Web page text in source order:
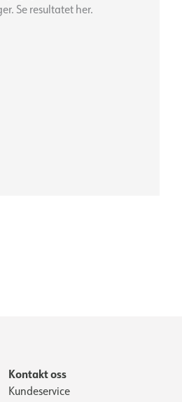
Se resultatet her.
Kontakt oss
Kundeservice